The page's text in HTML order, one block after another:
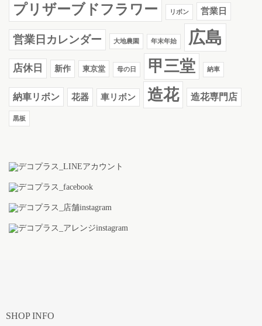
プリザーブドフラワー リボン 営業日
営業日カレンダー 大地農園 年末年始 広島
店休日 新作 東京堂 母の日 甲三堂 納車
納車リボン 花器 車リボン 造花 造花専門店
黒板
SHOP INFO